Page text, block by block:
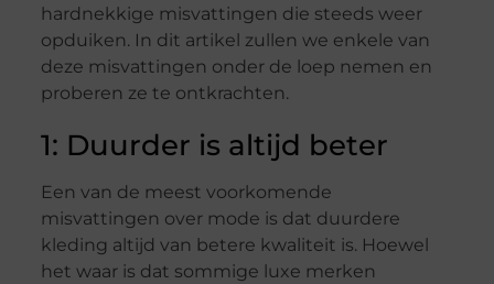
hardnekkige misvattingen die steeds weer
opduiken. In dit artikel zullen we enkele van
deze misvattingen onder de loep nemen en
proberen ze te ontkrachten.
1: Duurder is altijd beter
Een van de meest voorkomende
misvattingen over mode is dat duurdere
kleding altijd van betere kwaliteit is. Hoewel
het waar is dat sommige luxe merken